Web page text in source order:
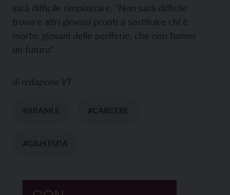
sarà difficile rimpiazzare. “Non sarà difficile
trovare altri giovani pronti a sostituire chi è
morto: giovani delle periferie, che non hanno
un futuro”.
di redazione VT
#BRASILE #CARCERE
#GIUSTIZIA